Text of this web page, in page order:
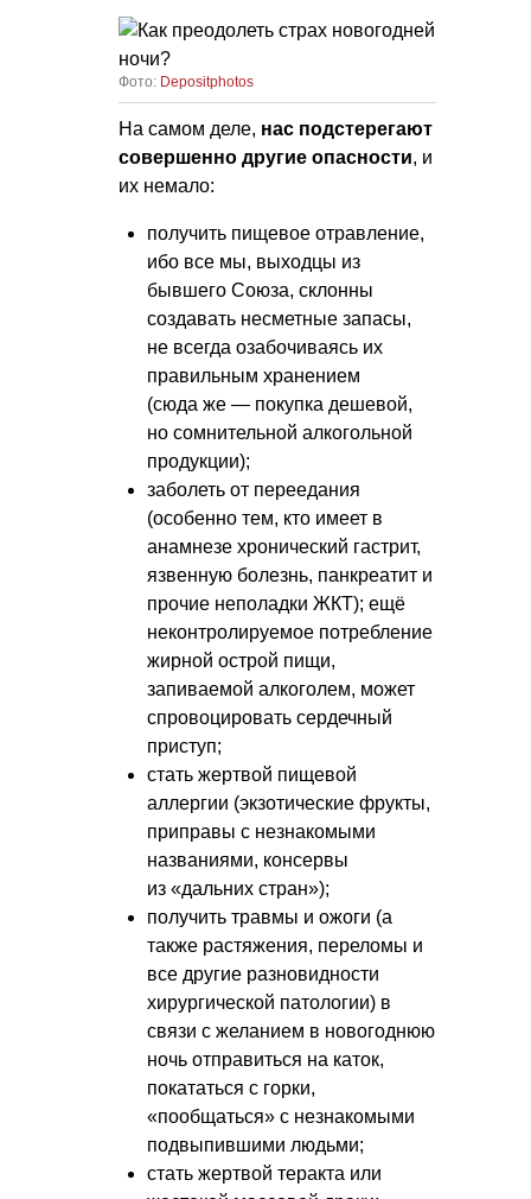
Фото: Depositphotos
На самом деле, нас подстерегают
совершенно другие опасности, и
их немало:
получить пищевое отравление,
ибо все мы, выходцы из
бывшего Союза, склонны
создавать несметные запасы,
не всегда озабочиваясь их
правильным хранением
(сюда же — покупка дешевой,
но сомнительной алкогольной
продукции);
заболеть от переедания
(особенно тем, кто имеет в
анамнезе хронический гастрит,
язвенную болезнь, панкреатит и
прочие неполадки ЖКТ); ещё
неконтролируемое потребление
жирной острой пищи,
запиваемой алкоголем, может
спровоцировать сердечный
приступ;
стать жертвой пищевой
аллергии (экзотические фрукты,
приправы с незнакомыми
названиями, консервы
из «дальних стран»);
получить травмы и ожоги (а
также растяжения, переломы и
все другие разновидности
хирургической патологии) в
связи с желанием в новогоднюю
ночь отправиться на каток,
покататься с горки,
«пообщаться» с незнакомыми
подвыпившими людьми;
стать жертвой теракта или